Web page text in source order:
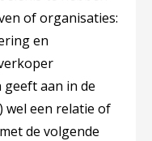
of organisaties:
en
geeft aan in de
wel een relatie of
de volgende